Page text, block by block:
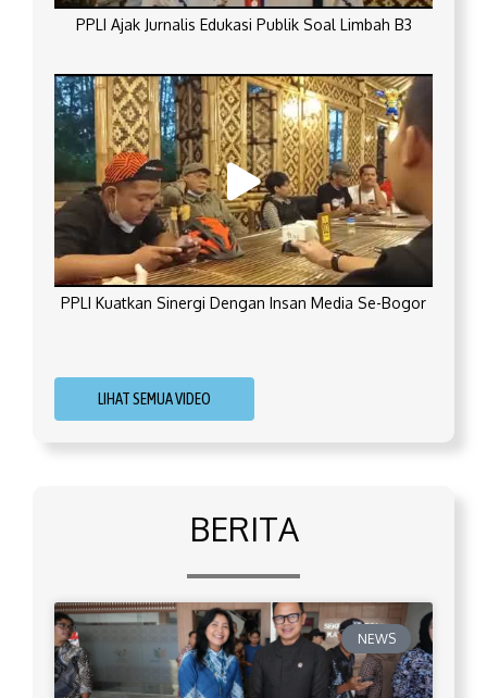
PPLI Ajak Jurnalis Edukasi Publik Soal Limbah B3
PPLI Kuatkan Sinergi Dengan Insan Media Se-Bogor
LIHAT SEMUA VIDEO
BERITA
NEWS